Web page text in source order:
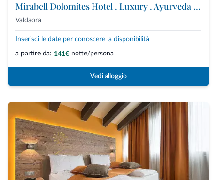
Mirabell Dolomites Hotel . Luxury . Ayurveda & Spa
Valdaora
Inserisci le date per conoscere la disponibilità
a partire da: 141€ notte/persona
Vedi alloggio